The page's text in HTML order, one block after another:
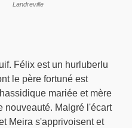
Landreville
Félix est un hurluberlu
le père fortuné est
mariée et mère
nouveauté. Malgré l'écart
Meira s'apprivoisent et